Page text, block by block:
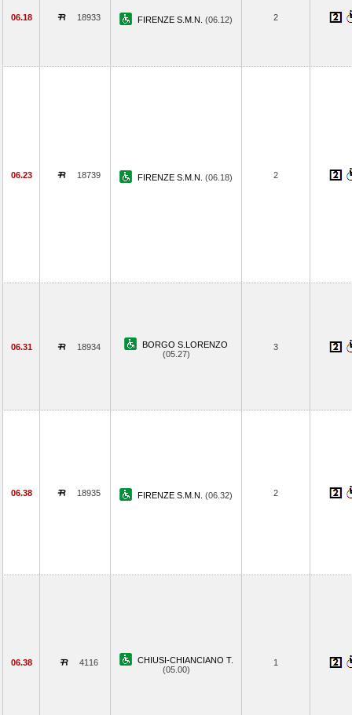
06.18 18933 FIRENZE S.M.N. (06.12) 2
06.23 18739 FIRENZE S.M.N. (06.18) 2
06.31 18934
BORGO S.LORENZO
(05.27)
3
06.38 18935 FIRENZE S.M.N. (06.32) 2
06.38 4116
CHIUSI-CHIANCIANO T.
(05.00)
1